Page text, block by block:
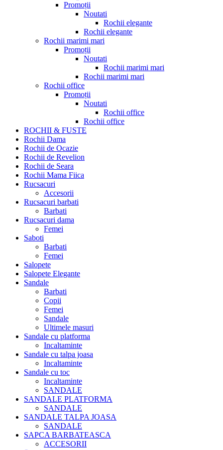
Promoții
Noutati
Rochii elegante
Rochii elegante
Rochii marimi mari
Promoții
Noutati
Rochii marimi mari
Rochii marimi mari
Rochii office
Promoții
Noutati
Rochii office
Rochii office
ROCHII & FUSTE
Rochii Dama
Rochii de Ocazie
Rochii de Revelion
Rochii de Seara
Rochii Mama Fiica
Rucsacuri
Accesorii
Rucsacuri barbati
Barbati
Rucsacuri dama
Femei
Saboti
Barbati
Femei
Salopete
Salopete Elegante
Sandale
Barbati
Copii
Femei
Sandale
Ultimele masuri
Sandale cu platforma
Incaltaminte
Sandale cu talpa joasa
Incaltaminte
Sandale cu toc
Incaltaminte
SANDALE
SANDALE PLATFORMA
SANDALE
SANDALE TALPA JOASA
SANDALE
SAPCA BARBATEASCA
ACCESORII